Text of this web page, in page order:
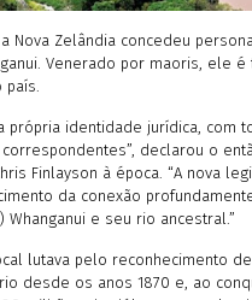
a Nova Zelândia concedeu
Venerado por maoris, ele
país.
própria identidade jurídica, com
declarou o
Finlayson à época. “A nova
da conexão
Whanganui e seu rio ancestral.”
lutava pelo reconhecimento
desde os anos 1870 e, ao